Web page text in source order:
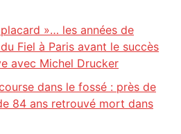
»… les années de
Fiel à Paris avant le succès
avec Michel Drucker
dans le fossé : près de
84 ans retrouvé mort dans